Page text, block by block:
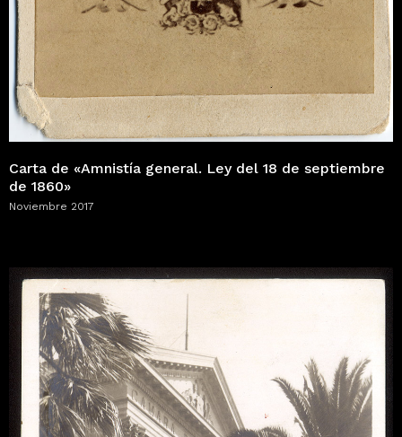
Carta de «Amnistía general. Ley del 18 de septiembre
de 1860»
Noviembre 2017